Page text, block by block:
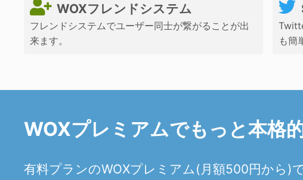
WOXフレンドシステム
フレンドシステムでユーザー同士が繋がることが出
来ます。
も簡
WOXプレミアムでもっと本格
有料プランのWOXプレミアム(月額500円から)